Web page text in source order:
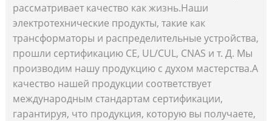
рассматривает качество как жизнь.Наши
электротехнические продукты, такие как
трансформаторы и распределительные устройства,
прошли сертификацию CE, UL/CUL, CNAS и т. Д. Мы
производим нашу продукцию с духом мастерства.А
качество нашей продукции соответствует
международным стандартам сертификации,
гарантируя, что продукция, которую вы получаете,